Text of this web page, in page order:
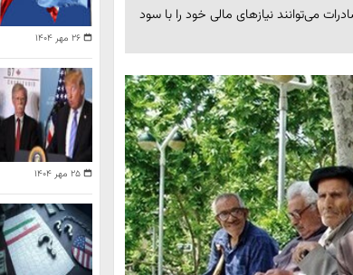
بانک صادرات می‌توانند نیازهای مالی خود را با سود
۲۶ مهر ۱۴۰۴
۲۵ مهر ۱۴۰۴